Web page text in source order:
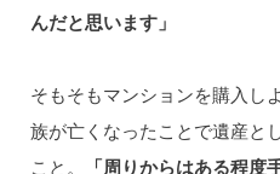
んだと思います」
そもそもマンションを購入し
族が亡くなったことで遺産と
こと。
「周りからはある程